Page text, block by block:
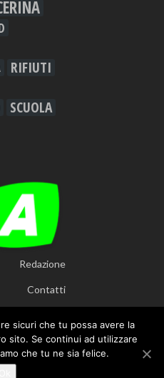
RIFIUTI
SCUOLA
Redazione
Contatti
Registrata presso Tribunale di
sicuri che tu possa avere la
sito. Se continui ad utilizzare
che tu ne sia felice.